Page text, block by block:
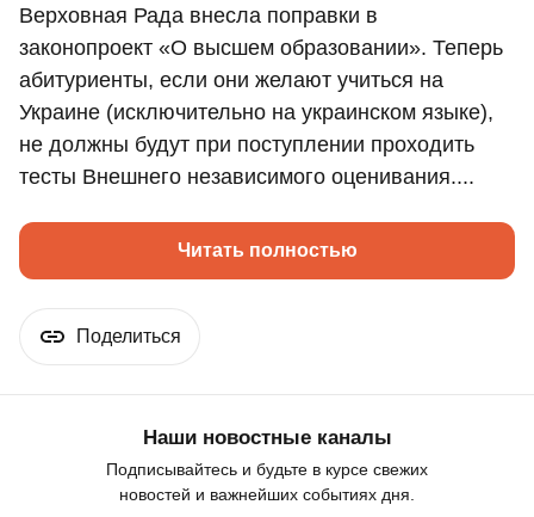
Верховная Рада внесла поправки в
законопроект «О высшем образовании». Теперь
абитуриенты, если они желают учиться на
Украине (исключительно на украинском языке),
не должны будут при поступлении проходить
тесты Внешнего независимого оценивания....
Читать полностью
Поделиться
Наши новостные каналы
Подписывайтесь и будьте в курсе свежих
новостей и важнейших событиях дня.